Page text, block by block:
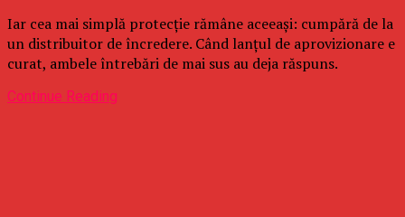
Iar cea mai simplă protecție rămâne aceeași: cumpără de la
un distribuitor de încredere. Când lanțul de aprovizionare e
curat, ambele întrebări de mai sus au deja răspuns.
Continue Reading